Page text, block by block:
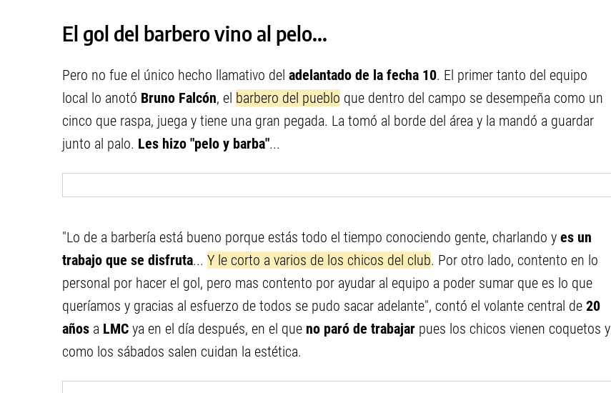
El gol del barbero vino al pelo...
Pero no fue el único hecho llamativo del adelantado de la fecha 10. El primer tanto del equipo
local lo anotó Bruno Falcón, el barbero del pueblo que dentro del campo se desempeña como un
cinco que raspa, juega y tiene una gran pegada. La tomó al borde del área y la mandó a guardar
junto al palo. Les hizo "pelo y barba"...
"Lo de a barbería está bueno porque estás todo el tiempo conociendo gente, charlando y es un
trabajo que se disfruta... Y le corto a varios de los chicos del club. Por otro lado, contento en lo
personal por hacer el gol, pero mas contento por ayudar al equipo a poder sumar que es lo que
queríamos y gracias al esfuerzo de todos se pudo sacar adelante", contó el volante central de 20
años a LMC ya en el día después, en el que no paró de trabajar pues los chicos vienen coquetos y
como los sábados salen cuidan la estética.